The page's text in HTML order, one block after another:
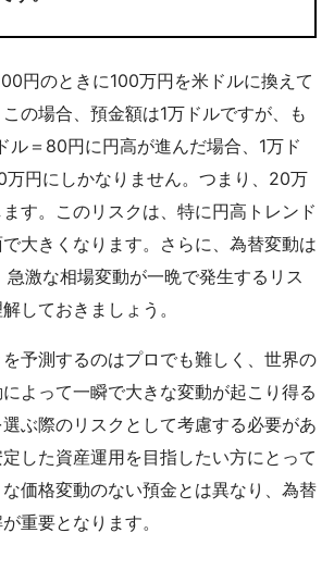
円のときに100万円を米ドルに換えて
の場合、預金額は1万ドルですが、も
ル＝80円に円高が進んだ場合、1万ド
万円にしかなりません。つまり、20万
す。このリスクは、特に円高トレンド
大きくなります。さらに、為替変動は
激な相場変動が一晩で発生するリス
しておきましょう。
予測するのはプロでも難しく、世界の
よって一瞬で大きな変動が起こり得る
ぶ際のリスクとして考慮する必要があ
した資産運用を目指したい方にとって
価格変動のない預金とは異なり、為替
重要となります。